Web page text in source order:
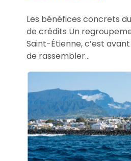
Les bénéfices concrets
de crédits Un
Saint-Étienne, c’est
de rassembler...